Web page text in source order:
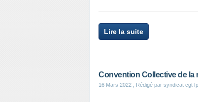
Lire la suite
Convention Collective de la
16 Mars 2022 , Rédigé par syndicat cgt